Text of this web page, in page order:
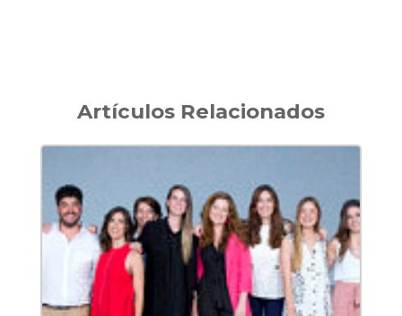
Artículos Relacionados